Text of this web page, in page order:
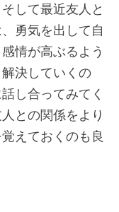
して最近友人と
勇気を出して自
情が高ぶるよう
決していくの
し合ってみてく
との関係をより
えておくのも良